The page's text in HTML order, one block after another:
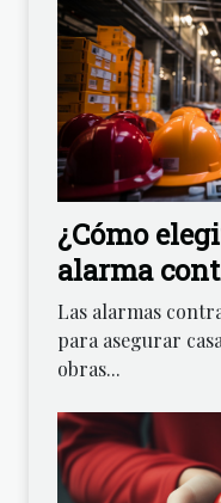
¿Cómo
alarma
una obra?
Las alarmas
para asegurar
obras...